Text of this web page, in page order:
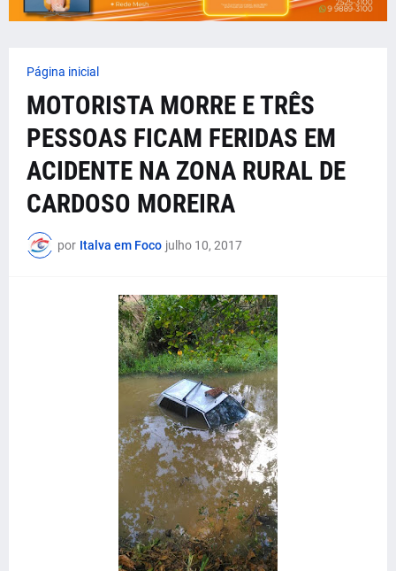
Página inicial
MOTORISTA MORRE E TRÊS
PESSOAS FICAM FERIDAS EM
ACIDENTE NA ZONA RURAL DE
CARDOSO MOREIRA
por Italva em Foco julho 10, 2017